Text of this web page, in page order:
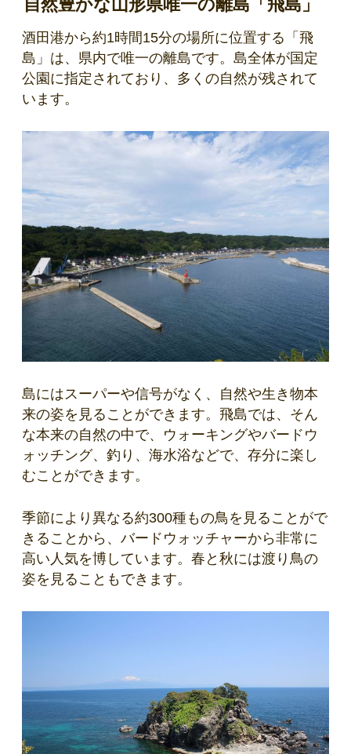
自然豊かな山形県唯一の離島「飛島」
酒田港から約1時間15分の場所に位置する「飛
島」は、県内で唯一の離島です。島全体が国定
公園に指定されており、多くの自然が残されて
います。
島にはスーパーや信号がなく、自然や生き物本
来の姿を見ることができます。飛島では、そん
な本来の自然の中で、ウォーキングやバードウ
ォッチング、釣り、海水浴などで、存分に楽し
むことができます。
季節により異なる約300種もの鳥を見ることがで
きることから、バードウォッチャーから非常に
高い人気を博しています。春と秋には渡り鳥の
姿を見ることもできます。